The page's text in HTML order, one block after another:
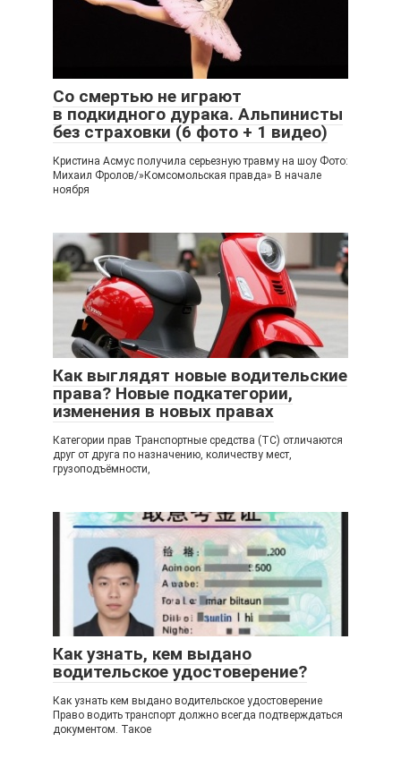
Со смертью не играют
в подкидного дурака. Альпинисты
без страховки (6 фото + 1 видео)
Кристина Асмус получила серьезную травму на шоу Фото:
Михаил Фролов/»Комсомольская правда» В начале
ноября
Как выглядят новые водительские
права? Новые подкатегории,
изменения в новых правах
Категории прав Транспортные средства (ТС) отличаются
друг от друга по назначению, количеству мест,
грузоподъёмности,
Как узнать, кем выдано
водительское удостоверение?
Как узнать кем выдано водительское удостоверение
Право водить транспорт должно всегда подтверждаться
документом. Такое